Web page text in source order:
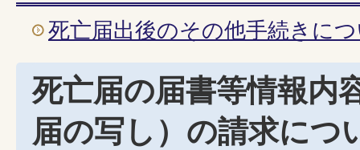
死亡届出後のその他手続きに
死亡届の届書等情報内
届の写し）の請求につ